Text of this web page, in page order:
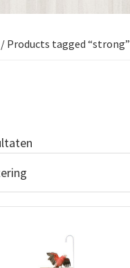
/ Products tagged “strong”